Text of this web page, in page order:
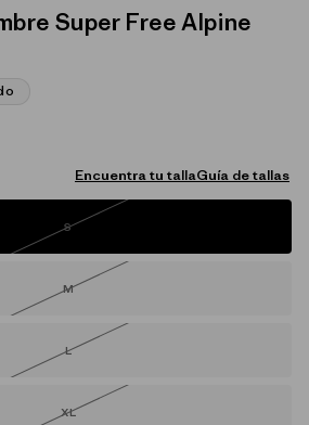
Super Free Alpine
Encuentra tu tallaGuía de tallas
SVariante
o
disponible
MVariante
disponible
LVariante
disponible
XLVariante